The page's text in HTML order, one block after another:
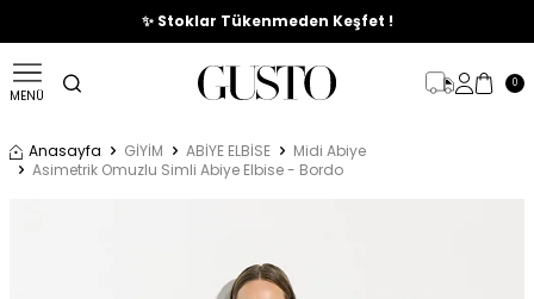
🎉%70'e Varan Büyük Yaz İndirim Başladı !
✨ Stoklar Tükenmeden Keşfet !
MENÜ
0
Anasayfa GİYİM ABİYE ELBİSE
Midi Abiye
Asimetrik Omuzlu Simli Abiye Elbise - Bordo